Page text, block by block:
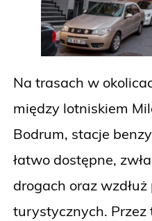
Na trasach w
między lotniskiem
Bodrum, stacje
łatwo dostępne,
drogach oraz
turystycznych.